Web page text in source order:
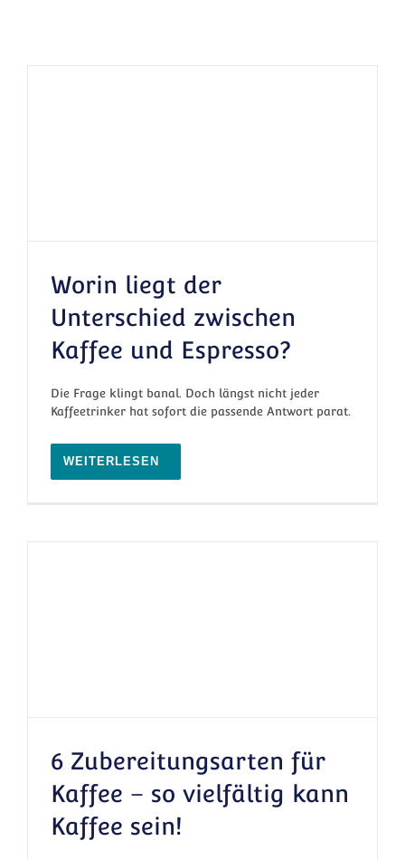
Worin liegt der Unterschied zwischen Kaffee
und Espresso?
Worin liegt der
Unterschied zwischen
Kaffee und Espresso?
Die Frage klingt banal. Doch längst nicht jeder
Kaffeetrinker hat sofort die passende Antwort parat.
WEITERLESEN
6 Zubereitungsarten für Kaffee – so vielfältig
6 Zubereitungsarten für
Kaffee – so vielfältig kann
Kaffee sein!